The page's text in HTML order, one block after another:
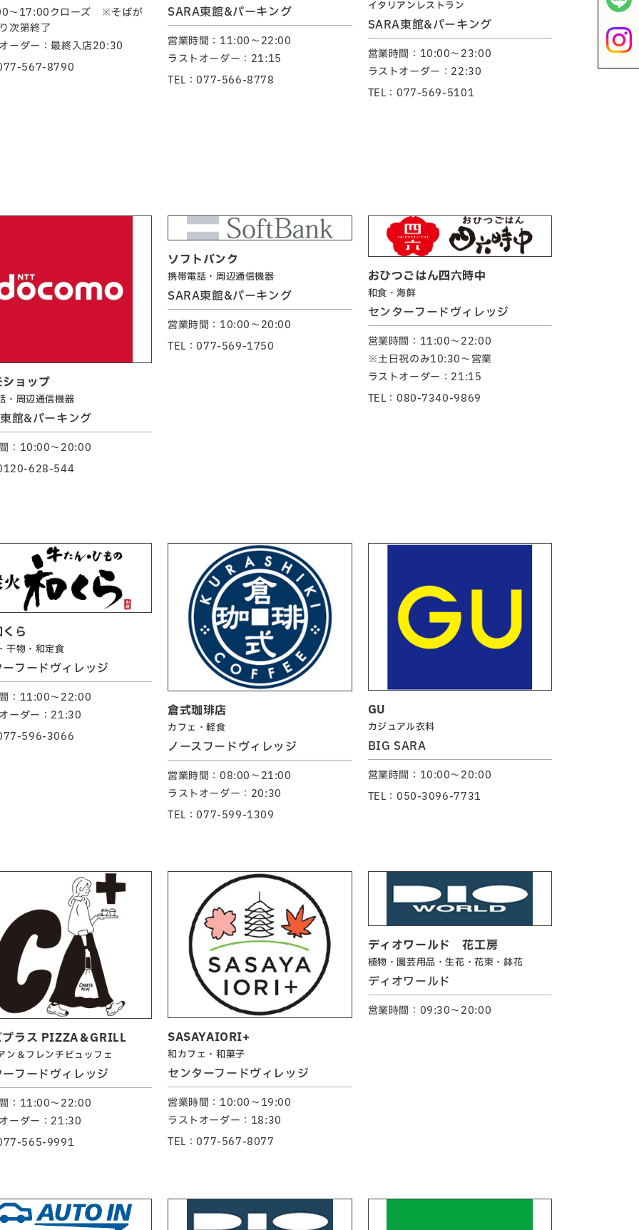
～17:00クローズ ※そばが
次第終了
ーダー：最終入店20:30
567-8790
SARA東館&パーキング
営業時間：11:00～22:00
ラストオーダー：21:15
TEL：077-566-8778
イタリアンレストラン
SARA東館&パーキング
営業時間：10:00～23:00
ラストオーダー：22:30
TEL：077-569-5101
ショップ
・周辺通信機器
館&パーキング
：10:00～20:00
628-544
ソフトバンク
携帯電話・周辺通信機器
SARA東館&パーキング
営業時間：10:00～20:00
TEL：077-569-1750
おひつごはん四六時中
和食・海鮮
センターフードヴィレッジ
営業時間：11:00～22:00
※土日祝のみ10:30～営業
ラストオーダー：21:15
TEL：080-7340-9869
ら
干物・和定食
ーフードヴィレッジ
：11:00～22:00
ーダー：21:30
596-3066
倉式珈琲店
カフェ・軽食
ノースフードヴィレッジ
営業時間：08:00～21:00
ラストオーダー：20:30
TEL：077-599-1309
GU
カジュアル衣料
BIG SARA
営業時間：10:00～20:00
TEL：050-3096-7731
プラス PIZZA＆GRILL
ン＆フレンチビュッフェ
ーフードヴィレッジ
：11:00～22:00
ーダー：21:30
565-9991
SASAYAIORI+
和カフェ・和菓子
センターフードヴィレッジ
営業時間：10:00～19:00
ラストオーダー：18:30
TEL：077-567-8077
ディオワールド 花工房
植物・園芸用品・生花・花束・鉢花
ディオワールド
営業時間：09:30～20:00